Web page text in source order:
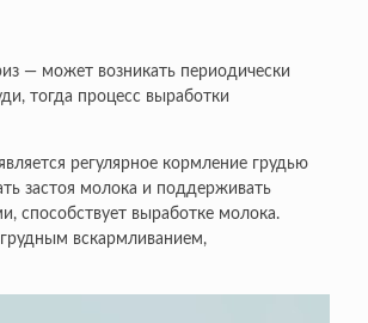
— может возникать периодически
тогда процесс выработки
регулярное кормление грудью
застоя молока и поддерживать
способствует выработке молока.
грудным вскармливанием,